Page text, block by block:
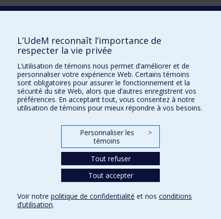
Laboratoire d'innovation
Vice-rectorat aux affaires étudiantes et aux études
Inven_T
Consortium Santé Numérique
Place aux Premiers Peuples
Conditions d’utilisation
L’UdeM reconnaît l’importance de
respecter la vie privée
L’utilisation de témoins nous permet d’améliorer et de
personnaliser votre expérience Web. Certains témoins
sont obligatoires pour assurer le fonctionnement et la
sécurité du site Web, alors que d’autres enregistrent vos
préférences. En acceptant tout, vous consentez à notre
utilisation de témoins pour mieux répondre à vos besoins.
Personnaliser les
témoins
>
Tout refuser
Tout accepter
Voir notre politique de confidentialité et nos conditions
d’utilisation.